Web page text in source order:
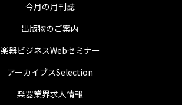
今月の月刊誌
出版物のご案内
楽器ビジネスWebセミナー
アーカイブスSelection
楽器業界求人情報